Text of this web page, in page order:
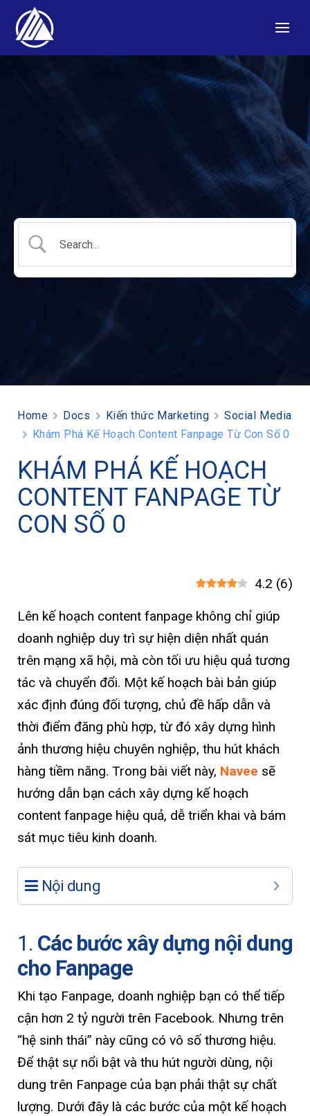
Home Docs Kiến thức Marketing
Social Media
Khám Phá Kế Hoạch Content Fanpage Từ Con Số 0
KHÁM PHÁ KẾ HOẠCH
CONTENT FANPAGE TỪ
CON SỐ 0
4.2 (6)
Lên kế hoạch content fanpage không chỉ giúp
doanh nghiệp duy trì sự hiện diện nhất quán
trên mạng xã hội, mà còn tối ưu hiệu quả tương
tác và chuyển đổi. Một kế hoạch bài bản giúp
xác định đúng đối tượng, chủ đề hấp dẫn và
thời điểm đăng phù hợp, từ đó xây dựng hình
ảnh thương hiệu chuyên nghiệp, thu hút khách
hàng tiềm năng. Trong bài viết này, Navee sẽ
hướng dẫn bạn cách xây dựng kế hoạch
content fanpage hiệu quả, dễ triển khai và bám
sát mục tiêu kinh doanh.
Nội dung
1. Các bước xây dựng nội dung
cho Fanpage
Khi tạo Fanpage, doanh nghiệp bạn có thể tiếp
cận hơn 2 tỷ người trên Facebook. Nhưng trên
“hệ sinh thái” này cũng có vô số thương hiệu.
Để thật sự nổi bật và thu hút người dùng, nội
dung trên Fanpage của bạn phải thật sự chất
lượng. Dưới đây là các bước của một kế hoạch